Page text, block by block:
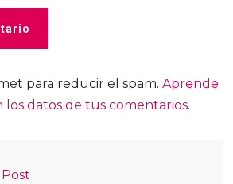
para reducir el spam. Aprende
los datos de tus comentarios.